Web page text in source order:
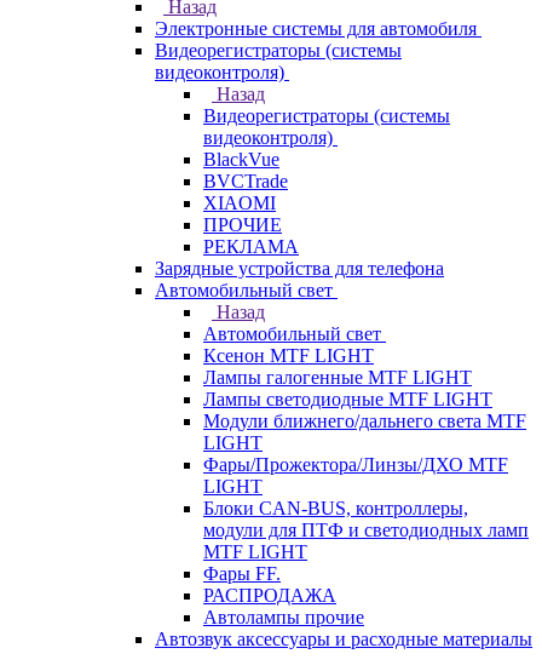
Назад
Электронные системы для автомобиля
Видеорегистраторы (системы
видеоконтроля)
Назад
Видеорегистраторы (системы
видеоконтроля)
BlackVue
BVCTrade
XIAOMI
ПРОЧИЕ
РЕКЛАМА
Зарядные устройства для телефона
Автомобильный свет
Назад
Автомобильный свет
Ксенон MTF LIGHT
Лампы галогенные MTF LIGHT
Лампы светодиодные MTF LIGHT
Модули ближнего/дальнего света MTF
LIGHT
Фары/Прожектора/Линзы/ДХО MTF
LIGHT
Блоки CAN-BUS, контроллеры,
модули для ПТФ и светодиодных ламп
MTF LIGHT
Фары FF.
РАСПРОДАЖА
Автолампы прочие
Автозвук аксессуары и расходные материалы